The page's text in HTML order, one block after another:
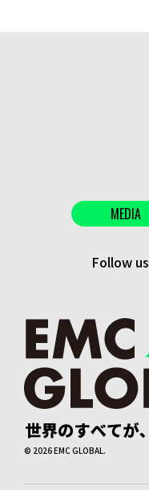
© 2026EMC GLOBAL.
MEDIA
Follow us